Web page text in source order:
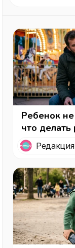
Ребенок
что делать
вернуть